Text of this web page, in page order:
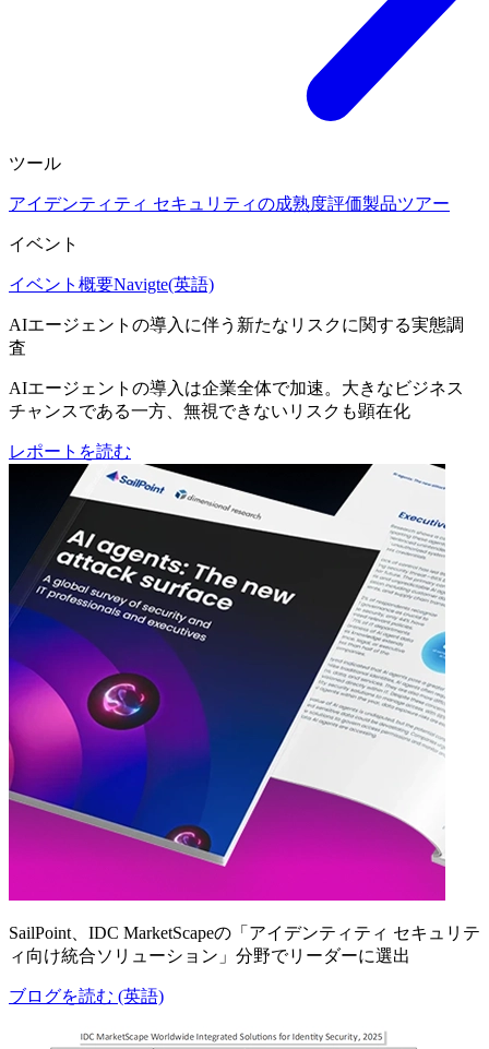
ツール
アイデンティティ セキュリティの成熟度評価製品ツアー
イベント
イベント概要Navigte(英語)
AIエージェントの導入に伴う新たなリスクに関する実態調
査
AIエージェントの導入は企業全体で加速。大きなビジネス
チャンスである一方、無視できないリスクも顕在化
レポートを読む
SailPoint、IDC MarketScapeの「アイデンティティ セキュリテ
ィ向け統合ソリューション」分野でリーダーに選出
ブログを読む (英語)